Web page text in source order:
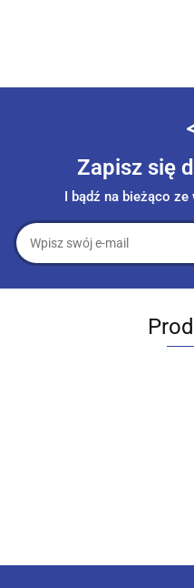
Zapisz się
I bądź na bieżąco